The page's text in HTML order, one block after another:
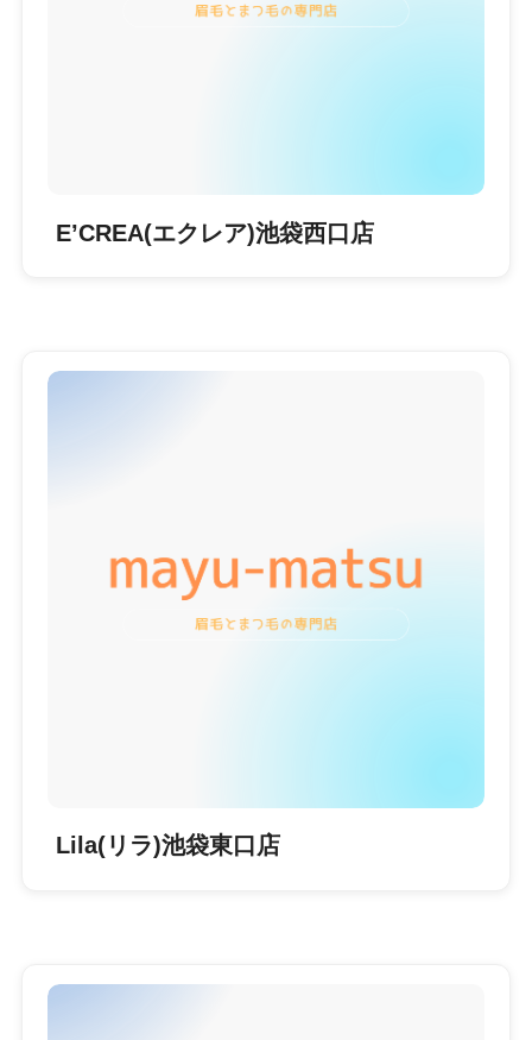
E’CREA(エクレア)池袋西口店
Lila(リラ)池袋東口店